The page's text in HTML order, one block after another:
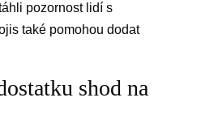
pozornost lidí s
také pomohou dodat
shod na